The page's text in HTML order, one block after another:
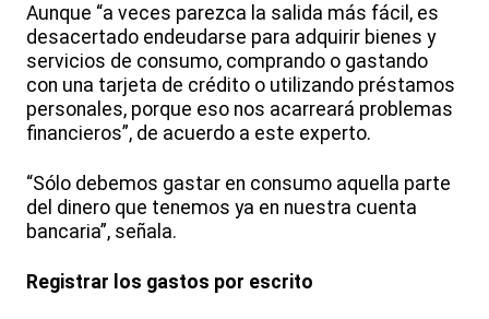
Aunque “a veces parezca la salida más fácil, es
desacertado endeudarse para adquirir bienes y
servicios de consumo, comprando o gastando
con una tarjeta de crédito o utilizando préstamos
personales, porque eso nos acarreará problemas
financieros”, de acuerdo a este experto.
“Sólo debemos gastar en consumo aquella parte
del dinero que tenemos ya en nuestra cuenta
bancaria”, señala.
Registrar los gastos por escrito